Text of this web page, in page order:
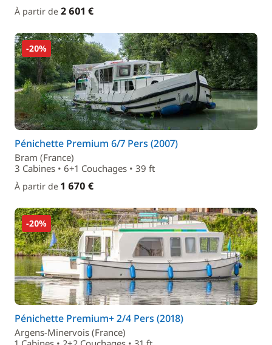
À partir de 2 601 €
-20%
Pénichette Premium 6/7 Pers (2007)
Bram (France)
3 Cabines • 6+1 Couchages • 39 ft
À partir de 1 670 €
-20%
Pénichette Premium+ 2/4 Pers (2018)
Argens-Minervois (France)